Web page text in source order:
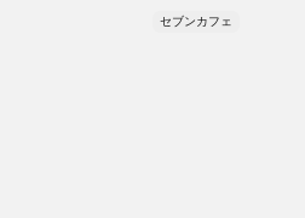
セブンカフェ